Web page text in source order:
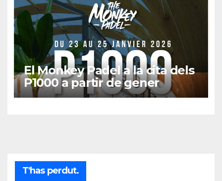
El Monkey Padel a la cita dels
P1000 a partir de gener
T'has perdut.